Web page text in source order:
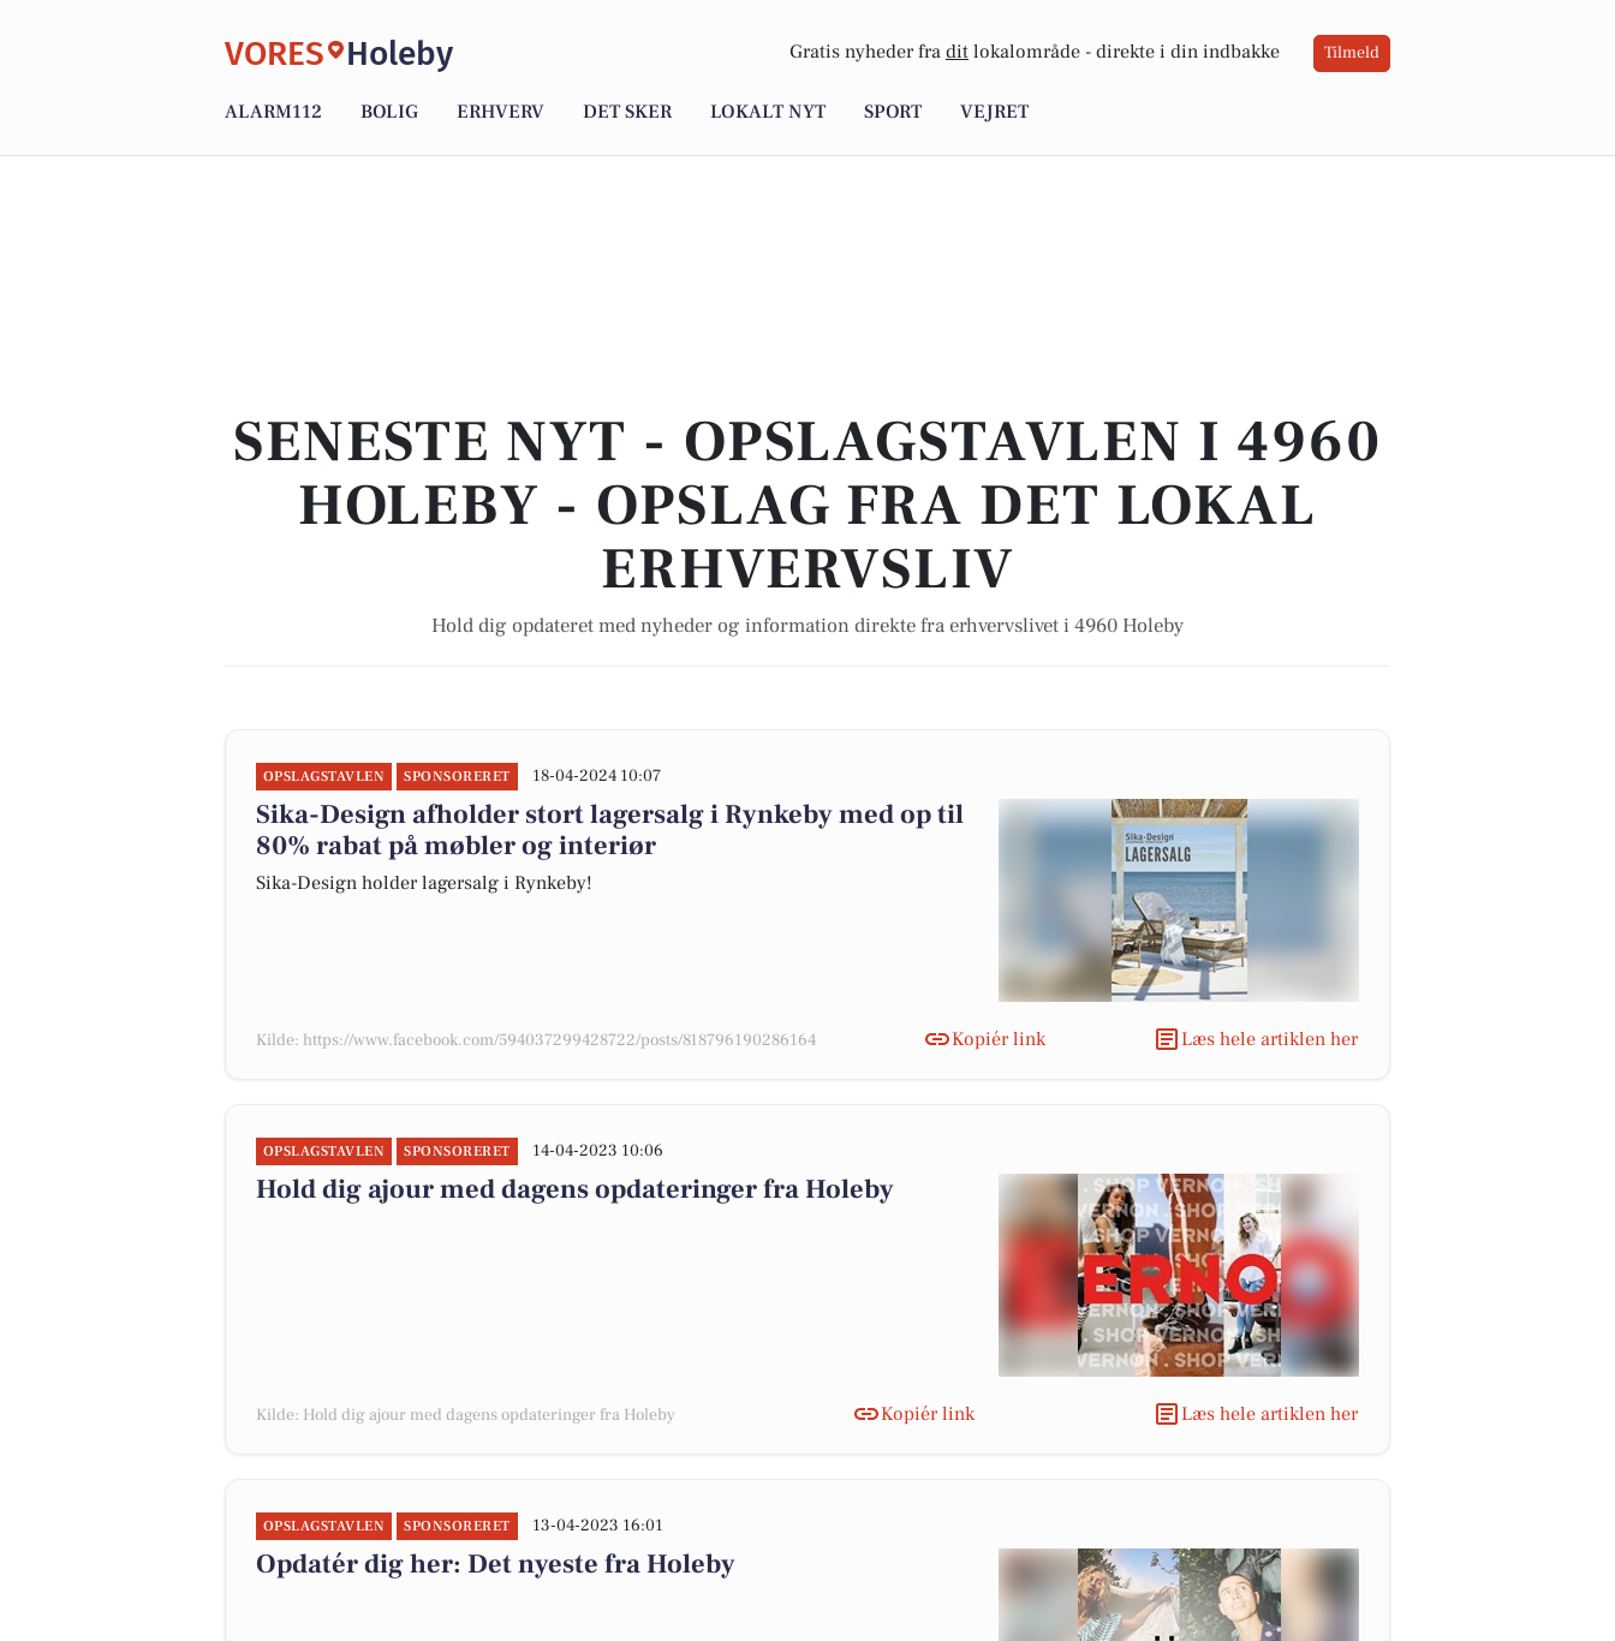
VORES Holeby Gratis nyheder fra dit lokalområde - direkte i din indbakke Tilmeld
ALARM112 BOLIG ERHVERV DET SKER LOKALT NYT SPORT VEJRET
SENESTE NYT - OPSLAGSTAVLEN I 4960
HOLEBY - OPSLAG FRA DET LOKAL
ERHVERVSLIV
Hold dig opdateret med nyheder og information direkte fra erhvervslivet i 4960 Holeby
OPSLAGSTAVLEN SPONSORERET 18-04-2024 10:07
Sika-Design afholder stort lagersalg i Rynkeby med op til
80% rabat på møbler og interiør
Sika-Design holder lagersalg i Rynkeby!
Kilde: https://www.facebook.com/594037299428722/posts/818796190286164 Kopiér link Læs hele artiklen her
OPSLAGSTAVLEN SPONSORERET 14-04-2023 10:06
Hold dig ajour med dagens opdateringer fra Holeby
Kilde: Hold dig ajour med dagens opdateringer fra Holeby Kopiér link Læs hele artiklen her
OPSLAGSTAVLEN SPONSORERET 13-04-2023 16:01
Opdatér dig her: Det nyeste fra Holeby